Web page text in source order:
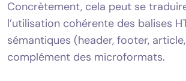
Concrètement, cela peut se
l’utilisation cohérente des balises
sémantiques (header, footer,
complément des microformats.